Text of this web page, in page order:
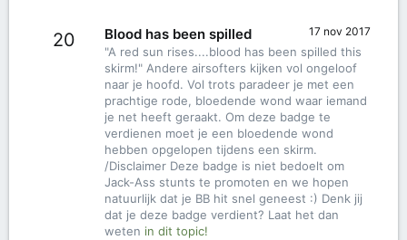
20 17 nov 2017
Blood has been spilled
"A red sun rises....blood has been spilled this
skirm!" Andere airsofters kijken vol ongeloof
naar je hoofd. Vol trots paradeer je met een
prachtige rode, bloedende wond waar iemand
je net heeft geraakt. Om deze badge te
verdienen moet je een bloedende wond
hebben opgelopen tijdens een skirm.
/Disclaimer Deze badge is niet bedoelt om
Jack-Ass stunts te promoten en we hopen
natuurlijk dat je BB hit snel geneest :) Denk jij
dat je deze badge verdient? Laat het dan
weten in dit topic!